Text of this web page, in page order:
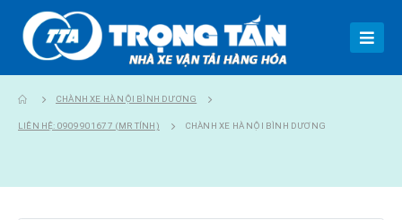
CHÀNH XE HÀ NỘI BÌNH DƯƠNG
LIÊN HỆ: 0909901677 (MR TÍNH) CHÀNH XE HÀ NỘI BÌNH DƯƠNG